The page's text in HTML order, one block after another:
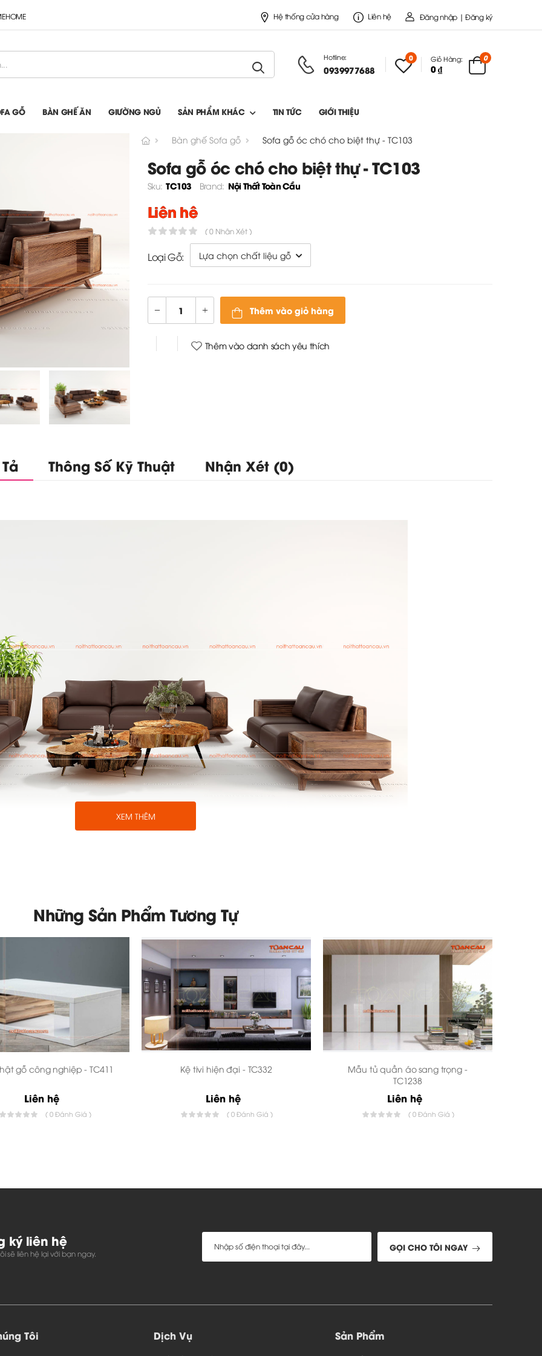
Hệ thống cửa hàng Liên hệ Đăng nhập | Đăng ký
Hotline:
0939977688
0 Giỏ Hàng:
0 ₫
0
GỖ BÀN GHẾ ĂN GIƯỜNG NGỦ SẢN PHẨM KHÁC TIN TỨC GIỚI THIỆU
Bàn ghế Sofa gỗ Sofa gỗ óc chó cho biệt thự - TC103
Sofa gỗ óc chó cho biệt thự - TC103
Sku: TC103 Brand: Nội Thất Toàn Cầu
Liên hệ
( 0 Nhận Xét )
Loại Gỗ:
Thêm vào giỏ hàng
Thêm vào danh sách yêu thích
Thông Số Kỹ Thuật Nhận Xét (0)
XEM THÊM
Những Sản Phẩm Tương Tự
gỗ công nghiệp - TC411
Liên hệ
( 0 Đánh Giá )
Kệ tivi hiện đại - TC332
Liên hệ
( 0 Đánh Giá )
Mẫu tủ quần áo sang trọng -
TC1238
Liên hệ
( 0 Đánh Giá )
ký liên hệ
sẽ liên hệ lại với bạn ngay.
GỌI CHO TÔI NGAY
Tôi Dịch Vụ Sản Phẩm